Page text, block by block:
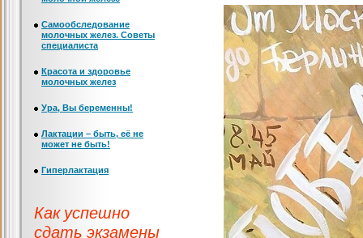
Самообследование
молочных желез. Советы
специалиста
Красота и здоровье
молочных желез
Ура, Вы беременны!
Лактации – быть, её не
может не быть!
Гиперлактация
Как успешно
сдать экзамены